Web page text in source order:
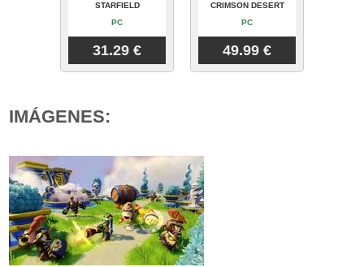
STARFIELD
PC
31.29 €
CRIMSON DESERT
PC
49.99 €
IMÁGENES: